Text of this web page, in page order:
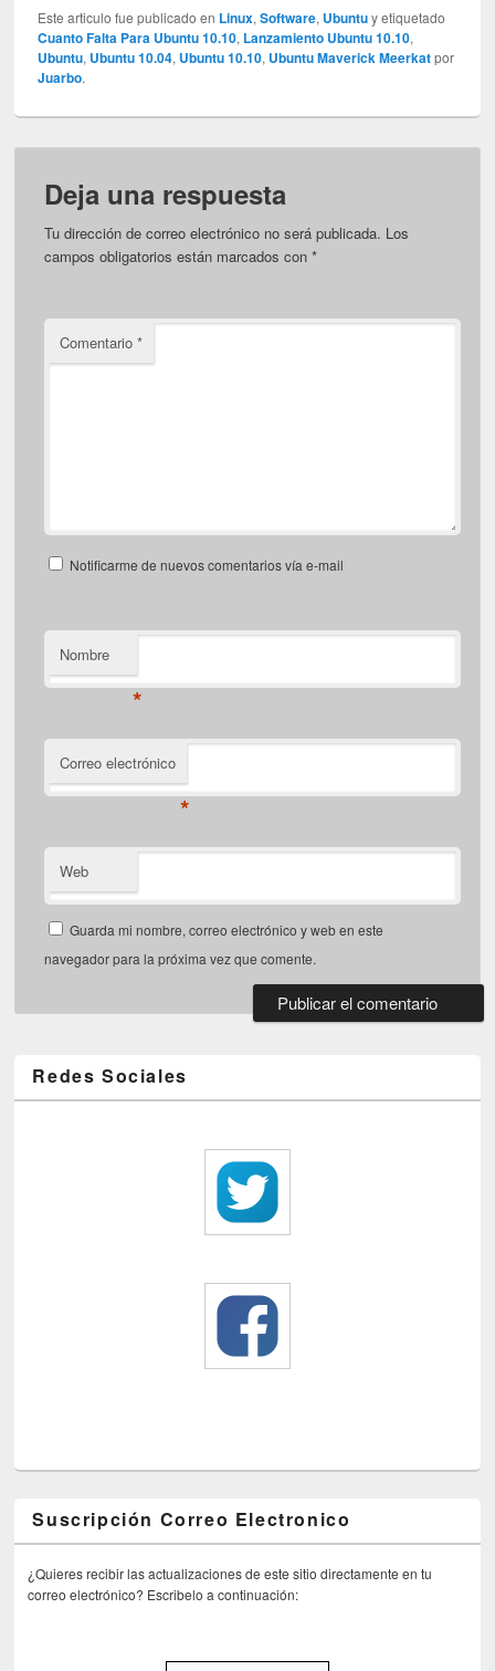
Este articulo fue publicado en Linux,Software, Ubuntuy etiquetado
Cuanto Falta Para Ubuntu 10.10, Lanzamiento Ubuntu 10.10,
Ubuntu, Ubuntu 10.04, Ubuntu 10.10, Ubuntu Maverick Meerkatpor
Juarbo.
Deja una respuesta
Tu dirección de correo electrónico no será publicada. Los
campos obligatorios están marcados con*
Comentario*
Notificarme de nuevos comentarios vía e-mail
Nombre
*
Correo electrónico
*
Web
Guarda mi nombre, correo electrónico y web en este
navegador para la próxima vez que comente.
Redes Sociales
Suscripción Correo Electronico
¿Quieres recibir las actualizaciones de este sitio directamente en tu
correo electrónico? Escribelo a continuación: